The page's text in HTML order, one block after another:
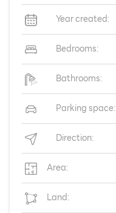
Year created:
Bedrooms:
Bathrooms:
Parking space:
Direction:
Area:
Land: